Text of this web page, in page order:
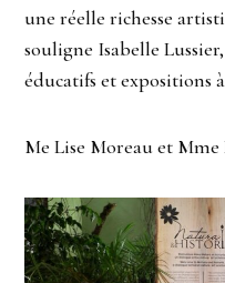
une réelle richesse
souligne Isabelle
éducatifs et expositions
Me Lise Moreau et